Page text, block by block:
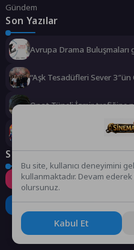
Gündem
Son Yazılar
Avrupa Drama Buluşmaları
“Aşk Tesadüfleri Sever
Onat Tüneli İzmir trafiğine
İzmir İtfaiyesi’ne 13,5
Sosyal Medya
Instagram
LinkedIn
Bu site, kullanıcı deneyimini
kullanmaktadır. Devam
olursunuz.
Kabul Et